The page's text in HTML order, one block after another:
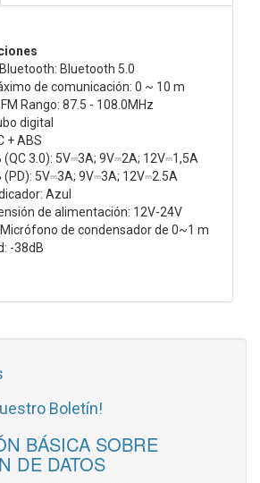
Bluetooth 5.0
de comunicación: 0 ~ 10 m
Rango: 87.5 - 108.0MHz
digital
+ ABS
(QC 3.0): 5V⎓3A; 9V⎓2A; 12V⎓1,5A
(PD): 5V⎓3A; 9V⎓3A; 12V⎓2.5A
Azul
de alimentación: 12V-24V
de condensador de 0~1 m
-38dB
Boletín!
BÁSICA SOBRE
DE DATOS